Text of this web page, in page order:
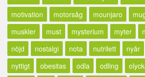
motivation
motorsåg mounjaro
muskler
must mysterium myter
nöjd
nostalgi nota nutrilett nyår
nyttigt
obesitas odla odling